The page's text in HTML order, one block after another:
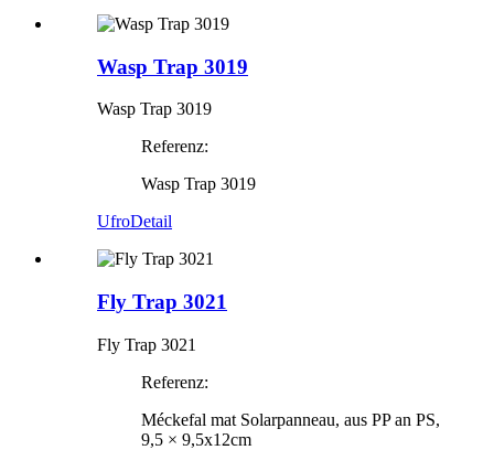
Wasp Trap 3019
Wasp Trap 3019
Referenz:
Wasp Trap 3019
UfroDetail
Fly Trap 3021
Fly Trap 3021
Referenz:
Méckefal mat Solarpanneau, aus PP an PS,
9,5 × 9,5x12cm